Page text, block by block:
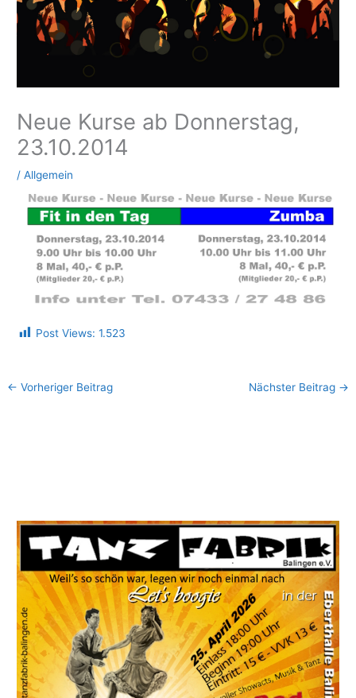
Neue Kurse ab Donnerstag,
23.10.2014
/Allgemein
Post Views: 1.523
← Vorheriger Beitrag Nächster Beitrag →